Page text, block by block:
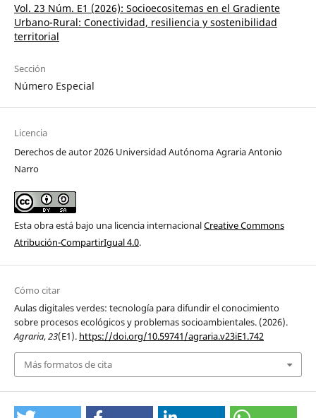
Vol. 23 Núm. E1 (2026): Socioecositemas en el Gradiente
Urbano-Rural: Conectividad, resiliencia y sostenibilidad
territorial
Sección
Número Especial
Licencia
Derechos de autor 2026 Universidad Autónoma Agraria Antonio
Narro
Esta obra está bajo una licencia internacionalCreative Commons
Atribución-CompartirIgual 4.0.
Cómo citar
Aulas digitales verdes: tecnología para difundir el conocimiento
sobre procesos ecológicos y problemas socioambientales. (2026).
Agraria,23(E1). https://doi.org/10.59741/agraria.v23iE1.742
Más formatos de cita